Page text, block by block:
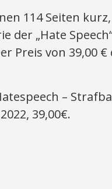
114 Seiten
der „Hate
Preis von 39,00
–
39,00€.